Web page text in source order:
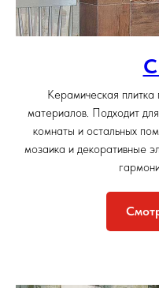
Керамическая плитка
материалов. Подходит
комнаты и остальных
мозаика и декоративные